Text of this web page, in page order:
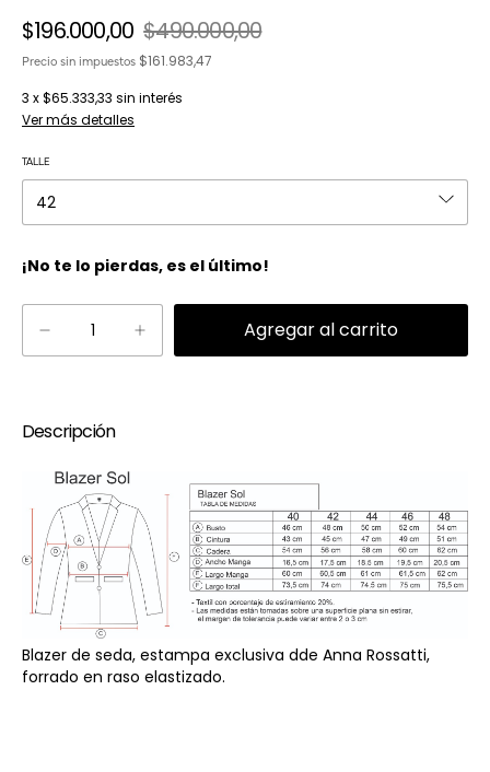
$196.000,00 $490.000,00
Precio sin impuestos $161.983,47
3 x$65.333,33 sin interés
Ver más detalles
TALLE
¡No te lo pierdas, es el último!
Descripción
Blazer de seda, estampa exclusiva dde Anna Rossatti,
forrado en raso elastizado.